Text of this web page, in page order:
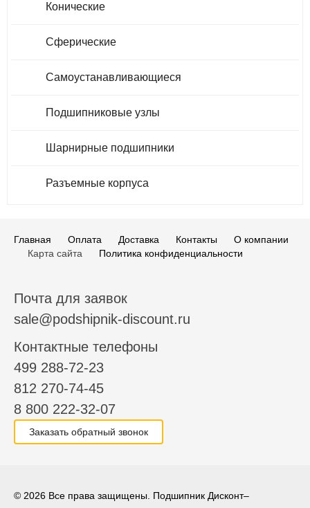
Конические
Сферические
Самоустанавливающиеся
Подшипниковые узлы
Шарнирные подшипники
Разъемные корпуса
Главная Оплата Доставка Контакты
О компании
Карта сайта
Политика конфиденциальности
Почта для заявок
sale@podshipnik-discount.ru
Контактные телефоны
499 288-72-23
812 270-74-45
8 800 222-32-07
Заказать обратный звонок
© 2026 Все права защищены. Подшипник Дисконт–